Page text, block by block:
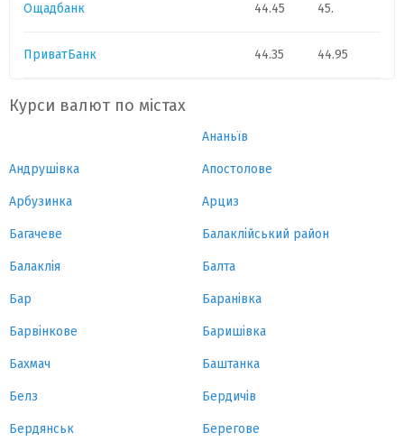
Ощадбанк 44.45 45.
ПриватБанк 44.35 44.95
Курси валют по містах
Ананьїв
Андрушівка Апостолове
Арбузинка Арциз
Багачеве Балаклійський район
Балаклія Балта
Бар Баранівка
Барвінкове Баришівка
Бахмач Баштанка
Белз Бердичів
Бердянськ Берегове